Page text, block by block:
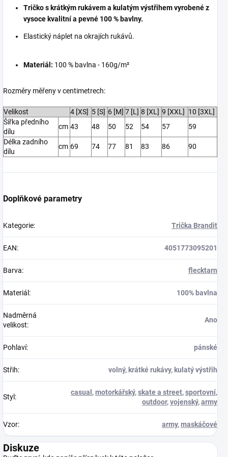
Tričko s krátkým rukávem a kulatým výstřihem vyrobené z
vysoce kvalitní a pevné 100 % bavlny.
Elastický náplet na okrajích rukávů.
Materiál: 100 % bavlna - 160g/m²
Rozměry měřeny v centimetrech:
Velikost 4 [XS] 5 [S] 6 [M] 7 [L] 8 [XL] 9 [XXL]
10 [3XL]
Šířka předního
dílu
cm 43 48 50 52 54 57
59
Délka zadního
dílu
cm 69 74 77 81 83 86 90
Doplňkové parametry
Kategorie: Trička Brandit
EAN: 4051773095201
Barva: flecktarn
Materiál : 100% bavlna
Nadměrná
velikost:
Ano
Pohlaví: pánské
Střih: volný, krátké rukávy, kulatý výstřih
Styl :
casual ,motorkářský,skate a street,sportovní,
outdoor,vojenský,army
Vzor: army,maskáčové
Diskuze